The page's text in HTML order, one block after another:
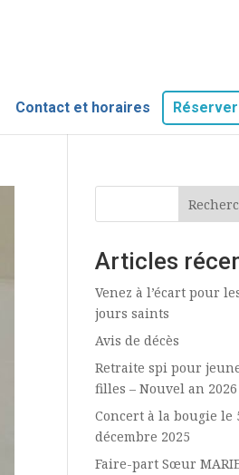
Contact et horaires Réserver
Articles
Venez à l’écart pour
jours saints
Avis de décès
Retraite spi pour
filles – Nouvel an 2026
Concert à la bougie le
décembre 2025
Faire-part Sœur